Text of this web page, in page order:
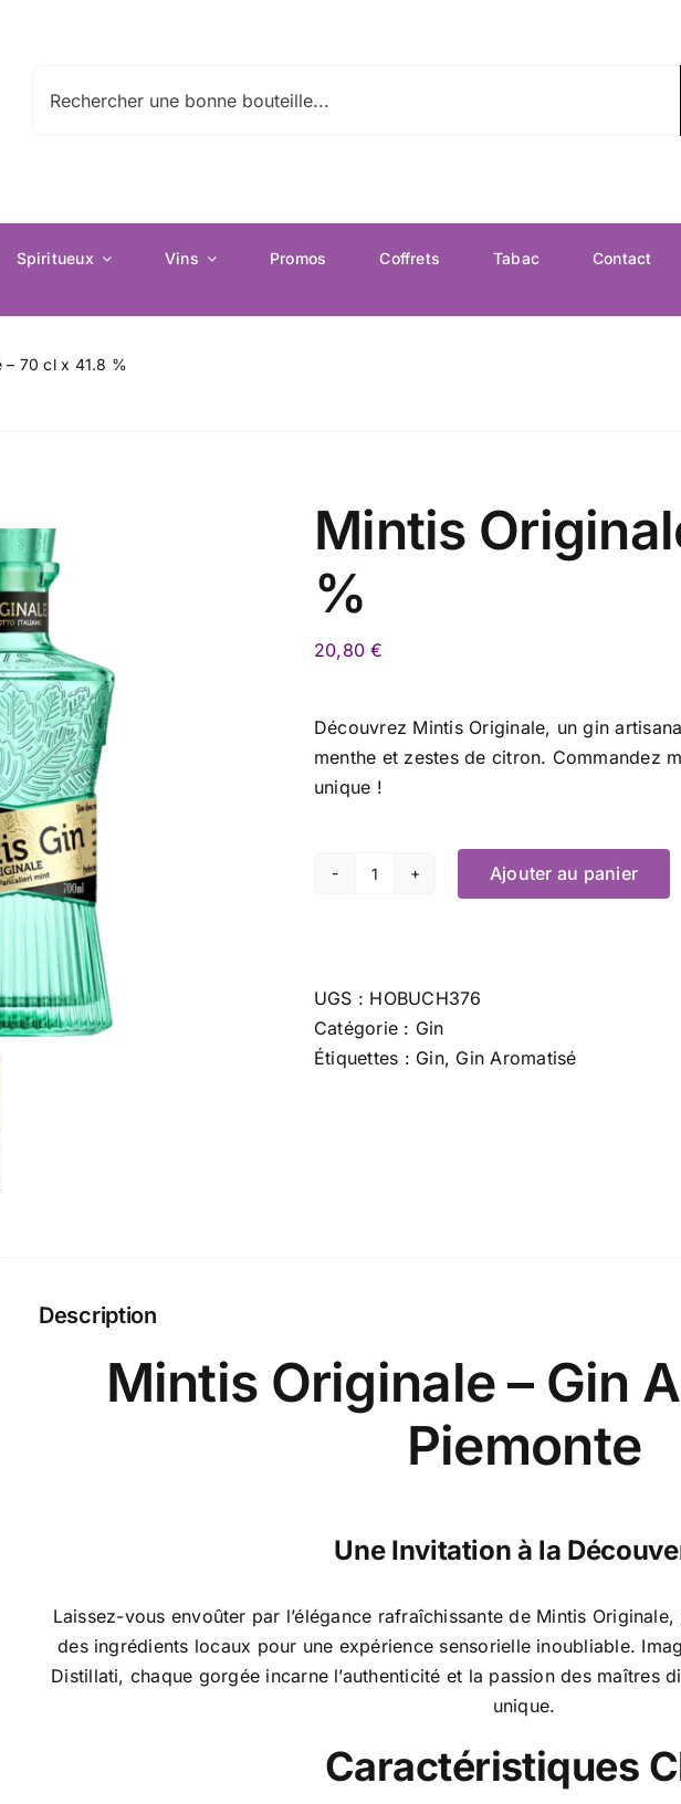
Spiritueux Vins Promos Coffrets Tabac Contact
– 70 cl x 41.8 %
Mintis
%
20,80€
Découvrez Mintis Originale, un gin
menthe et zestes de citron. Commandez
unique !
quantité
-
70
cl
Ajouter au panier
UGS : HOBUCH376
Catégorie : Gin
Étiquettes : Gin, Gin Aromatisé
Description
Mintis Originale – Gin
Piemonte
Une Invitation à la
Laissez-vous envoûter par l’élégance rafraîchissante de Mintis
des ingrédients locaux pour une expérience sensorielle inoubliable.
Distillati, chaque gorgée incarne l’authenticité et la passion des maîtres
unique.
Caractéristiques